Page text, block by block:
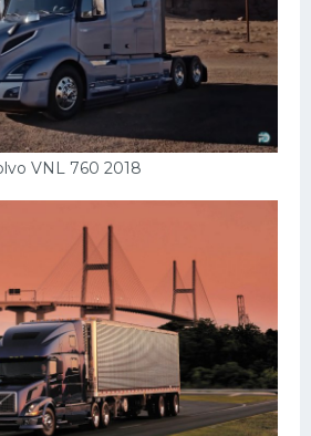
VNL 760 2018